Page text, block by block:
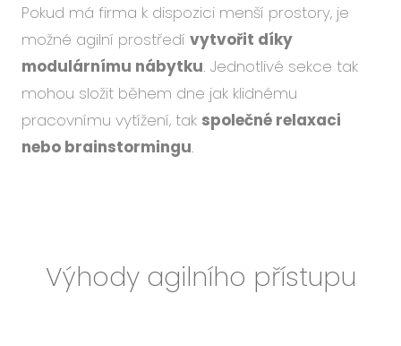
Pokud má firma k dispozici menší prostory, je
možné agilní prostředí vytvořit díky
modulárnímu nábytku. Jednotlivé sekce tak
mohou složit během dne jak klidnému
pracovnímu vytížení, tak společné relaxaci
nebo brainstormingu.
Výhody agilního přístupu